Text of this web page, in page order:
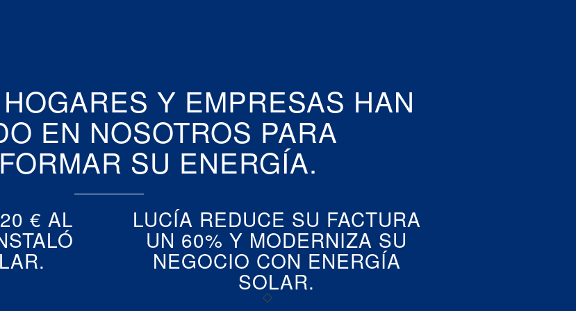
Y EMPRESAS HAN
EN NOSOTROS PARA
SU ENERGÍA.
€ AL LUCÍA REDUCE SU FACTURA
UN 60% Y MODERNIZA SU
NEGOCIO CON ENERGÍA
SOLAR.